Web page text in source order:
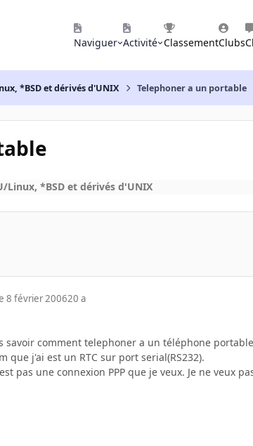
Naviguer Activité ClassementClubs
*BSD et dérivés d'UNIX Telephoner a un portable
Linux, *BSD et dérivés d'UNIX
8 février 200620 a
savoir comment telephoner a un téléphone
que j'ai est un RTC sur port serial(RS232).
pas une connexion PPP que je veux. Je ne veux